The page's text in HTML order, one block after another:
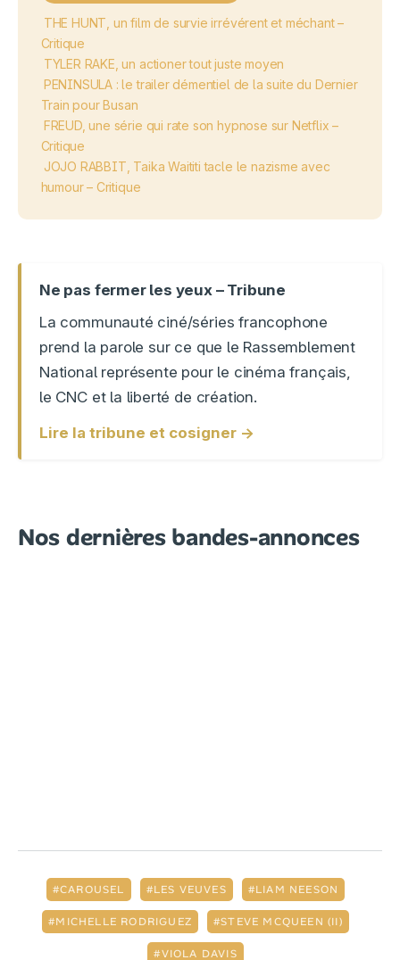
THE HUNT, un film de survie irrévérent et méchant –
Critique
TYLER RAKE, un actioner tout juste moyen
PENINSULA : le trailer démentiel de la suite du Dernier
Train pour Busan
FREUD, une série qui rate son hypnose sur Netflix –
Critique
JOJO RABBIT, Taika Waititi tacle le nazisme avec
humour – Critique
Ne pas fermer les yeux – Tribune
La communauté ciné/séries francophone
prend la parole sur ce que le Rassemblement
National représente pour le cinéma français,
le CNC et la liberté de création.
Lire la tribune et cosigner →
Nos dernières bandes-annonces
CAROUSEL LES VEUVES LIAM NEESON
MICHELLE RODRIGUEZ STEVE MCQUEEN (II)
VIOLA DAVIS